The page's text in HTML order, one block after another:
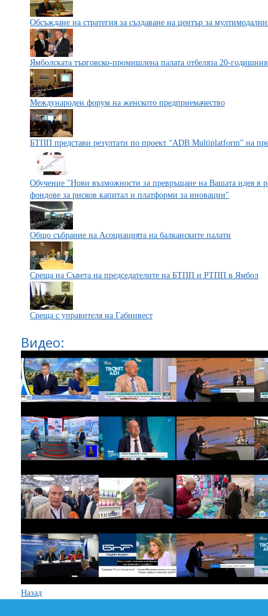
Обсъждане на стратегия за създаване на център за
Ямболската търговско-промишлена палата отбеляза 20-
Международен форум на женското предприемачество
БТПП представи резултати по проект “ADB Multiplatform” на
Обучение "Нови възможности за превръщане на Вашата идея в
фондове за рисков капитал и платформи за иновации"
Общо събрание на Асоциацията на балканските палати
Среща на Съвета на председателите на БТПП и РТПП в Ямбол
Среща с управителя на Габинвест
Видео:
Назад